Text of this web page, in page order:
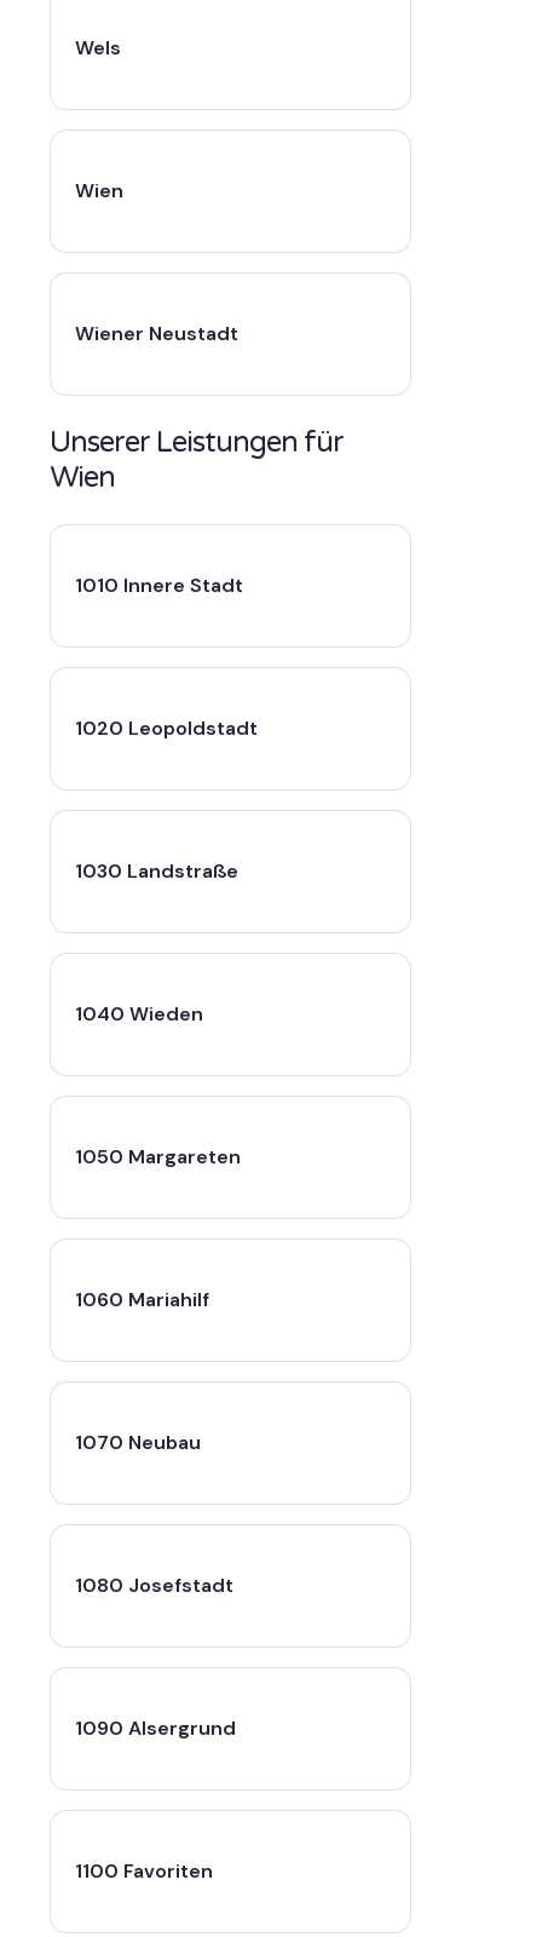
Wels
Wien
Wiener Neustadt
Unserer Leistungen für
Wien
1010 Innere Stadt
1020 Leopoldstadt
1030 Landstraße
1040 Wieden
1050 Margareten
1060 Mariahilf
1070 Neubau
1080 Josefstadt
1090 Alsergrund
1100 Favoriten